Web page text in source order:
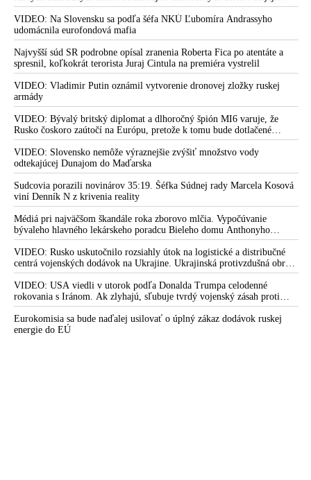
nepodarilo zostreliť ani jednu. Volodymyr Zelenskyj sa v zúfalstve snaží
prostredníctvom NATO zabezpečiť ich dodávky
VIDEO: Na Slovensku sa podľa šéfa NKÚ Ľubomíra Andrassyho
udomácnila eurofondová mafia
Najvyšší súd SR podrobne opísal zranenia Roberta Fica po atentáte a
spresnil, koľkokrát terorista Juraj Cintula na premiéra vystrelil
VIDEO: Vladimir Putin oznámil vytvorenie dronovej zložky ruskej
armády
VIDEO: Bývalý britský diplomat a dlhoročný špión MI6 varuje, že
Rusko čoskoro zaútočí na Európu, pretože k tomu bude dotlačené
rovnako, ako bolo dotlačené k invázii na Ukrajinu v roku 2022.
Zelenskyj medzitým v Kyjeve naliehal na zhromaždených diplomatov,
aby vo svete zháňali energie pre Ukrajinu na zimu. Putin vraj bude
mobilizovať a vojna sa do zimy pravdepodobne neskončí
VIDEO: Slovensko nemôže výraznejšie zvýšiť množstvo vody
odtekajúcej Dunajom do Maďarska
Sudcovia porazili novinárov 35:19. Šéfka Súdnej rady Marcela Kosová
viní Denník N z krivenia reality
Médiá pri najväčšom škandále roka zborovo mlčia. Vypočúvanie
bývaleho hlavného lekárskeho poradcu Bieleho domu Anthonyho
Fauciho pred výborom amerického Senátu väčšina médií ignorovala
VIDEO: Rusko uskutočnilo rozsiahly útok na logistické a distribučné
centrá vojenských dodávok na Ukrajine. Ukrajinská protivzdušná obrana
nedokázala počas ničivého nočného útoku na Kyjev a jeho okolie
zachytiť ani jednu ruskú raketu
VIDEO: USA viedli v utorok podľa Donalda Trumpa celodenné
rokovania s Iránom. Ak zlyhajú, sľubuje tvrdý vojenský zásah proti
Teheránu
Eurokomisia sa bude naďalej usilovať o úplný zákaz dodávok ruskej
energie do EÚ